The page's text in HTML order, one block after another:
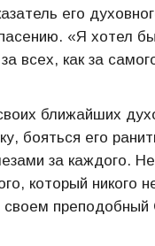
его
«Я хотел
всех, как за
ближайших
бояться его
за каждого.
который никого
преподобный